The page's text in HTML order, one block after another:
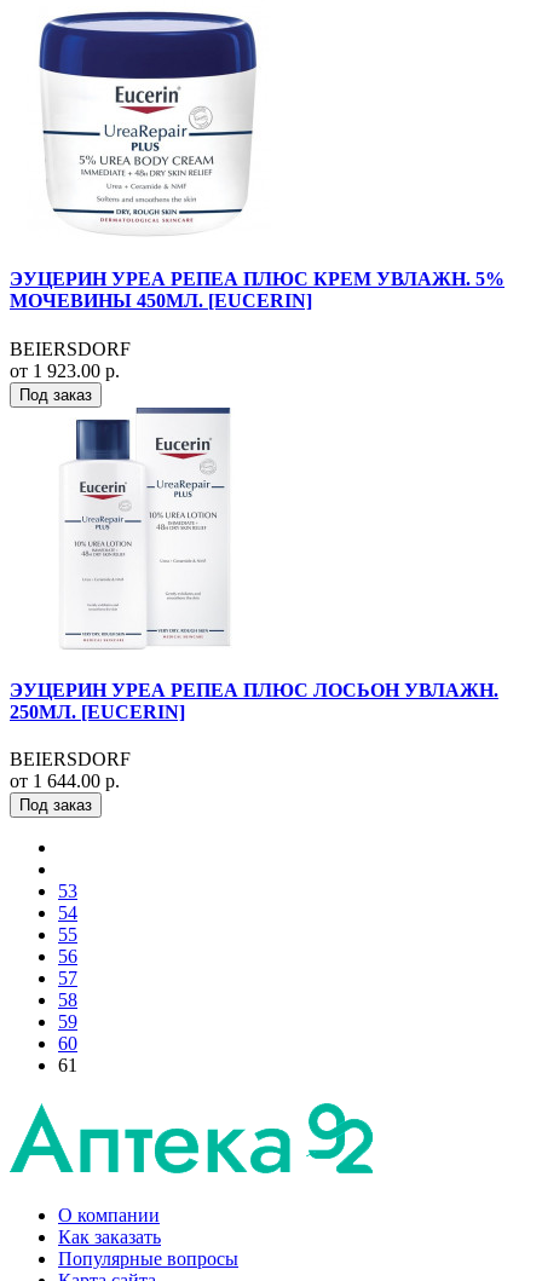
ЭУЦЕРИН УРЕА РЕПЕА ПЛЮС КРЕМ УВЛАЖН. 5%
МОЧЕВИНЫ 450МЛ. [EUCERIN]
BEIERSDORF
от 1 923.00 р.
Под заказ
ЭУЦЕРИН УРЕА РЕПЕА ПЛЮС ЛОСЬОН УВЛАЖН.
250МЛ. [EUCERIN]
BEIERSDORF
от 1 644.00 р.
Под заказ
53
54
55
56
57
58
59
60
61
О компании
Как заказать
Популярные вопросы